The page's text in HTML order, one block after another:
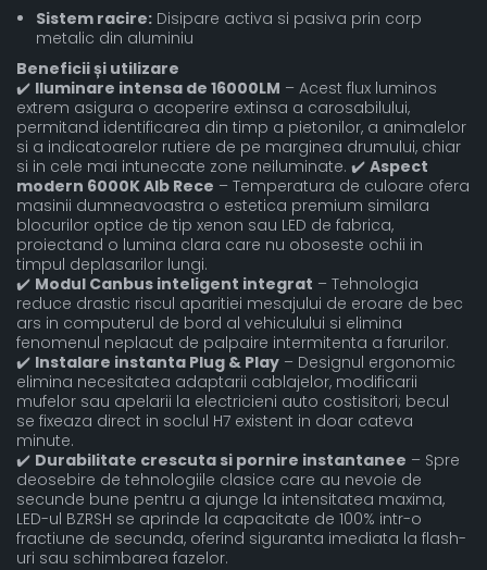
Sistem racire: Disipare activa si pasiva prin corp
metalic din aluminiu
Beneficii și utilizare
✔️ Iluminare intensa de 16000LM – Acest flux luminos
extrem asigura o acoperire extinsa a carosabilului,
permitand identificarea din timp a pietonilor, a animalelor
si a indicatoarelor rutiere de pe marginea drumului, chiar
si in cele mai intunecate zone neiluminate. ✔️ Aspect
modern 6000K Alb Rece – Temperatura de culoare ofera
masinii dumneavoastra o estetica premium similara
blocurilor optice de tip xenon sau LED de fabrica,
proiectand o lumina clara care nu oboseste ochii in
timpul deplasarilor lungi.
✔️ Modul Canbus inteligent integrat – Tehnologia
reduce drastic riscul aparitiei mesajului de eroare de bec
ars in computerul de bord al vehiculului si elimina
fenomenul neplacut de palpaire intermitenta a farurilor.
✔️ Instalare instanta Plug & Play – Designul ergonomic
elimina necesitatea adaptarii cablajelor, modificarii
mufelor sau apelarii la electricieni auto costisitori; becul
se fixeaza direct in soclul H7 existent in doar cateva
minute.
✔️ Durabilitate crescuta si pornire instantanee – Spre
deosebire de tehnologiile clasice care au nevoie de
secunde bune pentru a ajunge la intensitatea maxima,
LED-ul BZRSH se aprinde la capacitate de 100% intr-o
fractiune de secunda, oferind siguranta imediata la flash-
uri sau schimbarea fazelor.